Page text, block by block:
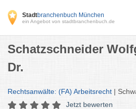
Stadtbranchenbuch München
ein Angebot von stadtbranchenbuch.de
Schatzschneider
Dr.
Rechtsanwälte: (FA) Arbeitsrecht |
Jetzt bewerten